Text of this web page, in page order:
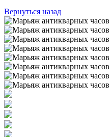
Вернуться назад